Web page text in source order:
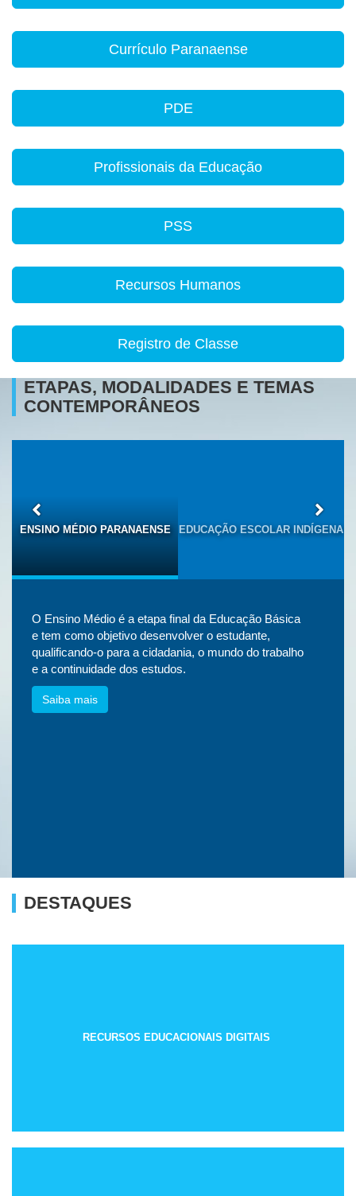
Currículo Paranaense
PDE
Profissionais da Educação
PSS
Recursos Humanos
Registro de Classe
ETAPAS, MODALIDADES E TEMAS
CONTEMPORÂNEOS
ENSINO MÉDIO PARANAENSE
EDUCAÇÃO ESCOLAR INDÍGENA
O Ensino Médio é a etapa final da Educação Básica
e tem como objetivo desenvolver o estudante,
qualificando-o para a cidadania, o mundo do trabalho
e a continuidade dos estudos.
Saiba mais
DESTAQUES
RECURSOS EDUCACIONAIS DIGITAIS